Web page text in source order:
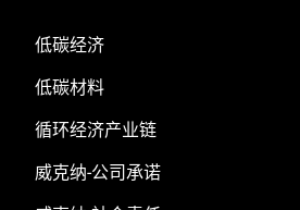
低碳经济
低碳材料
循环经济产业链
威克纳-公司承诺